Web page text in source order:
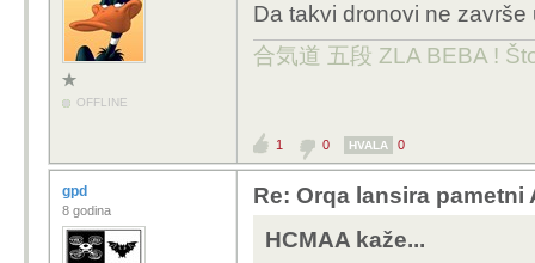
OFFLINE
Da takvi dronovi ne
合気道 五段 ZLA BEBA !
1 0 HVALA 0
gpd
8 godina
Re: Orqa lansira
HCMAA kaže...